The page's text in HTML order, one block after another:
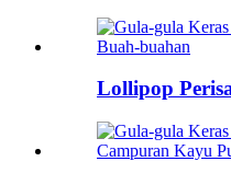
Lollipop